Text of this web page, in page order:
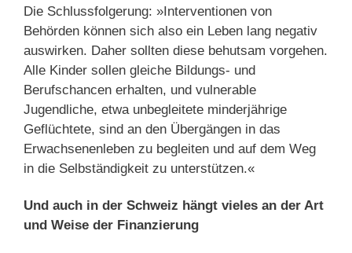
Die Schlussfolgerung: »Interventionen von
Behörden können sich also ein Leben lang negativ
auswirken. Daher sollten diese behutsam vorgehen.
Alle Kinder sollen gleiche Bildungs- und
Berufschancen erhalten, und vulnerable
Jugendliche, etwa unbegleitete minderjährige
Geflüchtete, sind an den Übergängen in das
Erwachsenenleben zu begleiten und auf dem Weg
in die Selbständigkeit zu unterstützen.«
Und auch in der Schweiz hängt vieles an der Art
und Weise der Finanzierung